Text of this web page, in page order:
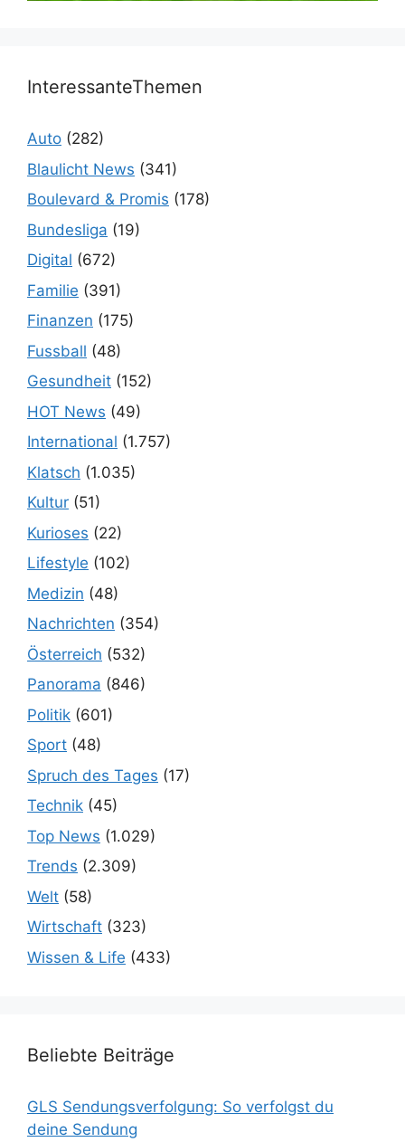
InteressanteThemen
Auto (282)
Blaulicht News (341)
Boulevard & Promis (178)
Bundesliga (19)
Digital (672)
Familie (391)
Finanzen (175)
Fussball (48)
Gesundheit (152)
HOT News (49)
International (1.757)
Klatsch (1.035)
Kultur (51)
Kurioses (22)
Lifestyle (102)
Medizin (48)
Nachrichten (354)
Österreich (532)
Panorama (846)
Politik (601)
Sport (48)
Spruch des Tages (17)
Technik (45)
Top News (1.029)
Trends (2.309)
Welt (58)
Wirtschaft (323)
Wissen & Life (433)
Beliebte Beiträge
GLS Sendungsverfolgung: So verfolgst du
deine Sendung